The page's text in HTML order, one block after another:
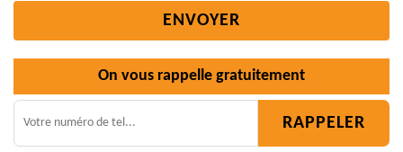
On vous rappelle gratuitement